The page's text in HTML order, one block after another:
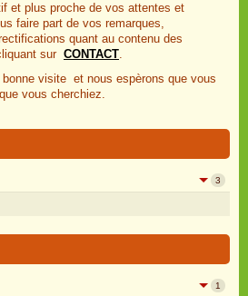
et plus proche de vos attentes et
faire part de vos remarques,
quant au contenu des
sur CONTACT.
visite et nous espèrons que vous
vous cherchiez.
3
1